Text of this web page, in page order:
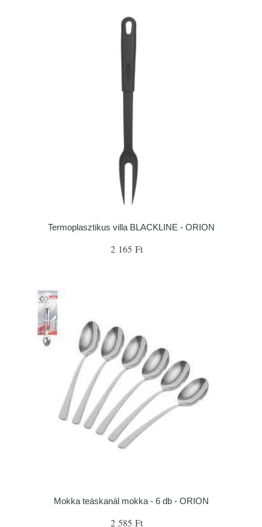
Termoplasztikus villa BLACKLINE - ORION
2 165 Ft
Mokka teáskanál mokka - 6 db - ORION
2 585 Ft